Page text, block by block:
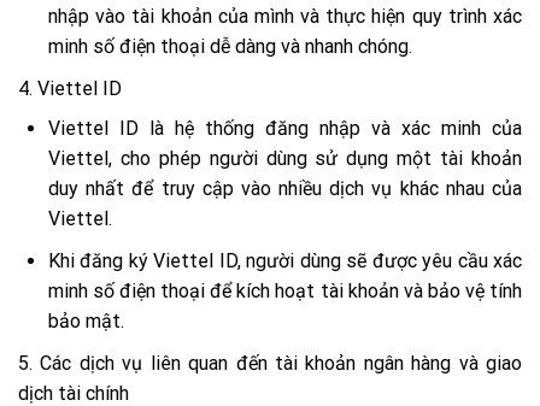
nhập vào tài khoản của mình và thực hiện quy trình xác
minh số điện thoại dễ dàng và nhanh chóng.
4. Viettel ID
Viettel ID là hệ thống đăng nhập và xác minh của
Viettel, cho phép người dùng sử dụng một tài khoản
duy nhất để truy cập vào nhiều dịch vụ khác nhau của
Viettel.
Khi đăng ký Viettel ID, người dùng sẽ được yêu cầu xác
minh số điện thoại để kích hoạt tài khoản và bảo vệ tính
bảo mật.
5. Các dịch vụ liên quan đến tài khoản ngân hàng và giao
dịch tài chính